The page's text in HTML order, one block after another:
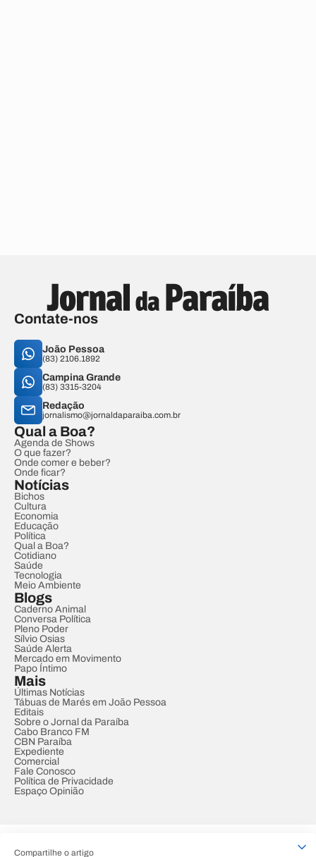
Compartilhe o artigo
Contate-nos
João Pessoa
(83) 2106.1892
Campina Grande
(83) 3315-3204
Redação
jornalismo@jornaldaparaiba.com.br
Qual a Boa?
Agenda de Shows
O que fazer?
Onde comer e beber?
Onde ficar?
Notícias
Bichos
Cultura
Economia
Educação
Política
Qual a Boa?
Cotidiano
Saúde
Tecnologia
Meio Ambiente
Blogs
Caderno Animal
Conversa Política
Pleno Poder
Sílvio Osias
Saúde Alerta
Mercado em Movimento
Papo Íntimo
Mais
Últimas Notícias
Tábuas de Marés em João Pessoa
Editais
Sobre o Jornal da Paraíba
Cabo Branco FM
CBN Paraíba
Expediente
Comercial
Fale Conosco
Política de Privacidade
Espaço Opinião